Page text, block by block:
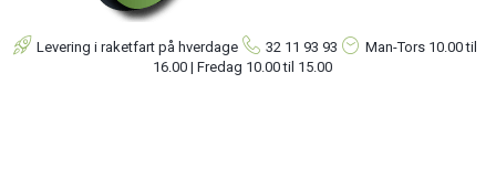
Levering i raketfart på hverdage 32 11 93 93 Man-Tors 10.00 til
16.00 | Fredag 10.00 til 15.00